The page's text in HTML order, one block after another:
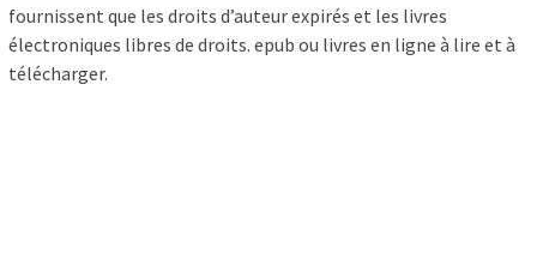
fournissent que les droits d’auteur expirés et les livres
électroniques libres de droits. epub ou livres en ligne à lire et à
télécharger.